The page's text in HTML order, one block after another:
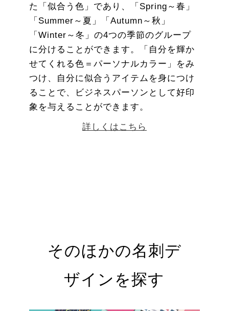
た「似合う色」であり、「Spring～春」
「Summer～夏」「Autumn～秋」
「Winter～冬」の4つの季節のグループ
に分けることができます。「自分を輝か
せてくれる色＝パーソナルカラー」をみ
つけ、自分に似合うアイテムを身につけ
ることで、ビジネスパーソンとして好印
象を与えることができます。
詳しくはこちら
そのほかの名刺デ
ザインを探す